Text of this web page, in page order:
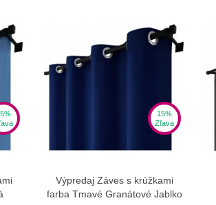
15%
Zľava
Zobraziť viac
Výpredaj Záves s krúžkami
farba Tmavé Granátové Jablko